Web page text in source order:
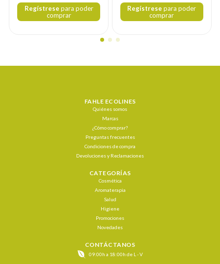
Regístrese para poder
comprar
Regístrese para poder
comprar
FAHLE ECOLINES
Quiénes somos
Marcas
¿Cómo comprar?
Preguntas frecuentes
Condiciones de compra
Devoluciones y Reclamaciones
CATEGORÍAS
Cosmética
Aromaterapia
Salud
Higiene
Promociones
Novedades
CONTÁCTANOS
09:00h a 18:00h de L - V